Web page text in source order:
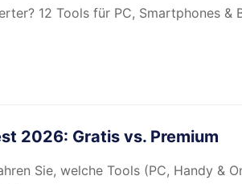
12 Tools für PC, Smartphones &
2026: Gratis vs. Premium
Sie, welche Tools (PC, Handy &